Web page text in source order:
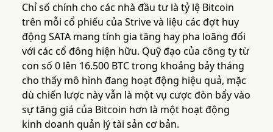
Chỉ số chính cho các nhà đầu tư là tỷ lệ Bitcoin
trên mỗi cổ phiếu của Strive và liệu các đợt huy
động SATA mang tính gia tăng hay pha loãng đối
với các cổ đông hiện hữu. Quỹ đạo của công ty từ
con số 0 lên 16.500 BTC trong khoảng bảy tháng
cho thấy mô hình đang hoạt động hiệu quả, mặc
dù chiến lược này vẫn là một vụ cược đòn bẩy vào
sự tăng giá của Bitcoin hơn là một hoạt động
kinh doanh quản lý tài sản cơ bản.